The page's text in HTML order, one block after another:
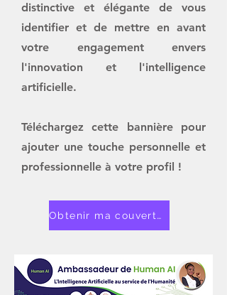
distinctive et élégante de vous
identifier et de mettre en avant
votre engagement envers
l'innovation et l'intelligence
artificielle.
Téléchargez cette bannière pour
ajouter une touche personnelle et
professionnelle à votre profil !
Obtenir ma couverture